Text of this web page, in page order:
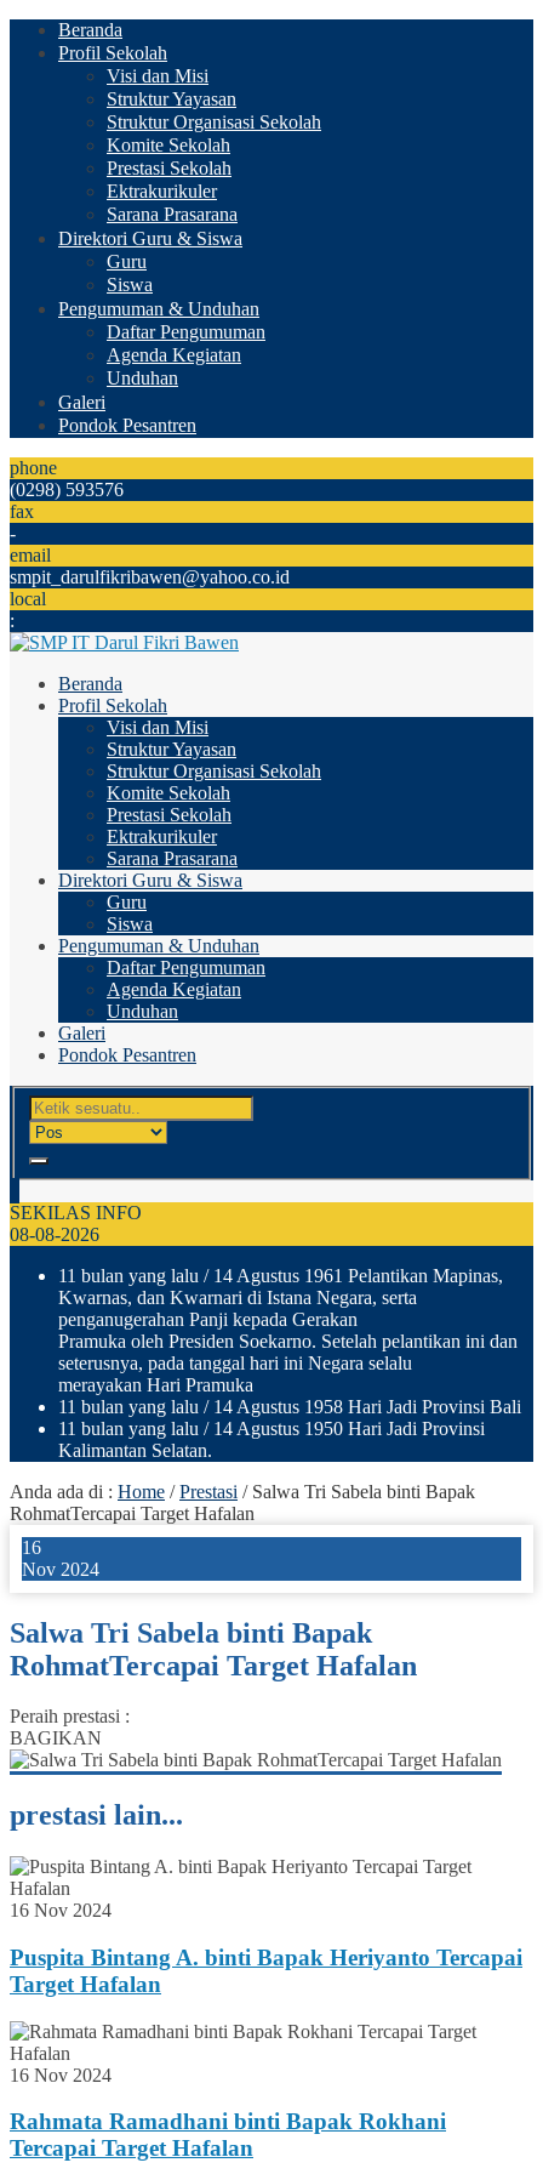
Beranda
Profil Sekolah
Visi dan Misi
Struktur Yayasan
Struktur Organisasi Sekolah
Komite Sekolah
Prestasi Sekolah
Ektrakurikuler
Sarana Prasarana
Direktori Guru & Siswa
Guru
Siswa
Pengumuman & Unduhan
Daftar Pengumuman
Agenda Kegiatan
Unduhan
Galeri
Pondok Pesantren
phone
(0298) 593576
fax
-
email
smpit_darulfikribawen@yahoo.co.id
local
:
Beranda
Profil Sekolah
Visi dan Misi
Struktur Yayasan
Struktur Organisasi Sekolah
Komite Sekolah
Prestasi Sekolah
Ektrakurikuler
Sarana Prasarana
Direktori Guru & Siswa
Guru
Siswa
Pengumuman & Unduhan
Daftar Pengumuman
Agenda Kegiatan
Unduhan
Galeri
Pondok Pesantren
SEKILAS INFO
08-08-2026
11 bulan yang lalu / 14 Agustus 1961 Pelantikan Mapinas,
Kwarnas, dan Kwarnari di Istana Negara, serta
penganugerahan Panji kepada Gerakan
Pramuka oleh Presiden Soekarno. Setelah pelantikan ini dan
seterusnya, pada tanggal hari ini Negara selalu
merayakan Hari Pramuka
11 bulan yang lalu / 14 Agustus 1958 Hari Jadi Provinsi Bali
11 bulan yang lalu / 14 Agustus 1950 Hari Jadi Provinsi
Kalimantan Selatan.
Anda ada di : Home /Prestasi / Salwa Tri Sabela binti Bapak
RohmatTercapai Target Hafalan
16
Nov 2024
Salwa Tri Sabela binti Bapak
RohmatTercapai Target Hafalan
Peraih prestasi :
BAGIKAN
prestasi lain...
16 Nov 2024
Puspita Bintang A. binti Bapak Heriyanto Tercapai
Target Hafalan
16 Nov 2024
Rahmata Ramadhani binti Bapak Rokhani
Tercapai Target Hafalan